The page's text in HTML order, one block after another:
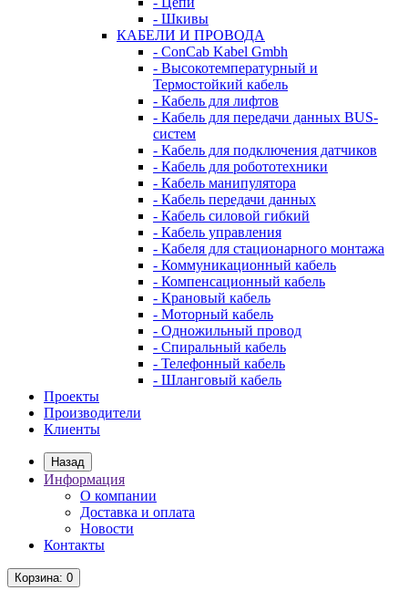
- Шкивы
КАБЕЛИ И ПРОВОДА
- ConCab Kabel Gmbh
- Высокотемпературный и
Термостойкий кабель
- Кабель для лифтов
- Кабель для передачи данных BUS-
систем
- Кабель для подключения датчиков
- Кабель для робототехники
- Кабель манипулятора
- Кабель передачи данных
- Кабель силовой гибкий
- Кабель управления
- Кабеля для стационарного монтажа
- Коммуникационный кабель
- Компенсационный кабель
- Крановый кабель
- Моторный кабель
- Одножильный провод
- Спиральный кабель
- Телефонный кабель
- Шланговый кабель
Проекты
Производители
Клиенты
Назад
Информация
О компании
Доставка и оплата
Новости
Контакты
Корзина: 0